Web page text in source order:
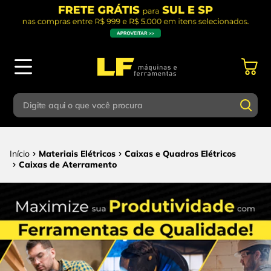
Digite aqui o que você procura
Materiais Elétricos
Caixas e Quadros Elétricos
Caixas de Aterramento
1º parafusadeira
2º caixa ferramentas
3º esmerilhadeira
4º escada
5º serra circular
Termos mais buscados
parafusadeira
caixa ferramentas
3º esmerilhadeira